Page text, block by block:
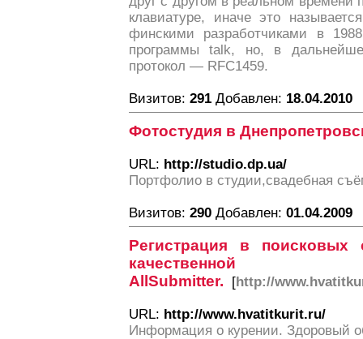
клавиатуре, иначе это
финскими разработчиками в
программы talk, но, в
протокол — RFC1459.
Визитов: 291 Добавлен: 18.04.2010
Фотостудия в
URL: http://studio.dp.ua/
Портфолио в студии,свадебная
Визитов: 290 Добавлен: 01.04.2009
Регистрация в
AllSubmitter. [http://
URL: http://www.hvatitkurit.ru/
Информация о курении. Здоровый